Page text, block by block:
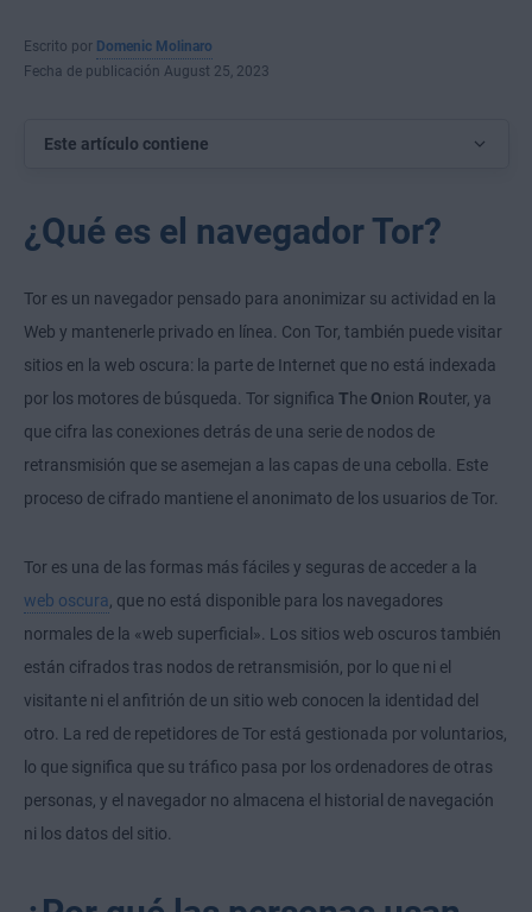
Escrito por Domenic Molinaro
Fecha de publicación August 25, 2023
Este artículo contiene
¿Qué es el navegador Tor?
Tor es un navegador pensado para anonimizar su actividad en la
Web y mantenerle privado en línea. Con Tor, también puede visitar
sitios en la web oscura: la parte de Internet que no está indexada
por los motores de búsqueda. Tor significa The Onion Router, ya
que cifra las conexiones detrás de una serie de nodos de
retransmisión que se asemejan a las capas de una cebolla. Este
proceso de cifrado mantiene el anonimato de los usuarios de Tor.
Tor es una de las formas más fáciles y seguras de acceder a la
web oscura, que no está disponible para los navegadores
normales de la «web superficial». Los sitios web oscuros también
están cifrados tras nodos de retransmisión, por lo que ni el
visitante ni el anfitrión de un sitio web conocen la identidad del
otro. La red de repetidores de Tor está gestionada por voluntarios,
lo que significa que su tráfico pasa por los ordenadores de otras
personas, y el navegador no almacena el historial de navegación
ni los datos del sitio.